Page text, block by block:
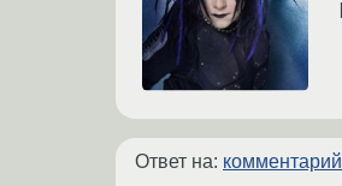
Ответ на: комментарий